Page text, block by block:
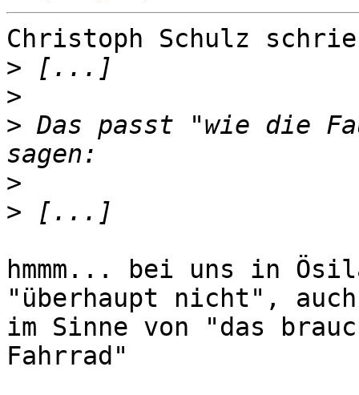
Christoph Schulz
>
>
> Das passt "wie die
>
>
hmmm... bei uns in
"überhaupt nicht",
im Sinne von "das
Fahrrad"